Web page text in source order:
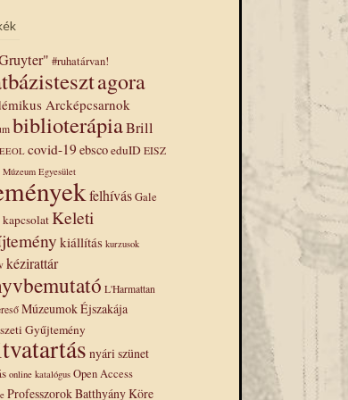
#ruhatárvan!
agora
Arcképcsarnok
biblioterápiaBrill
covid-19 ebscoeduID EISZ
Egyesület
felhívásGale
kapcsolatKeleti
kiállítás kurzusok
kézirattár
L'Harmattan
Múzeumok Éjszakája
Gyűjtemény
nyári szünet
online katalógus Open Access
Professzorok Batthyány Köre